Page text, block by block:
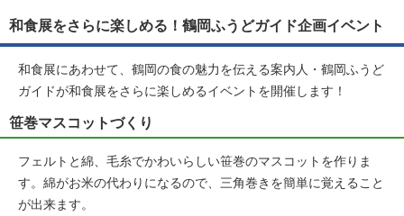
和食展をさらに楽しめる！鶴岡ふうどガイド企画イベント
和食展にあわせて、鶴岡の食の魅力を伝える案内人・鶴岡ふうど
ガイドが和食展をさらに楽しめるイベントを開催します！
笹巻マスコットづくり
フェルトと綿、毛糸でかわいらしい笹巻のマスコットを作りま
す。綿がお米の代わりになるので、三角巻きを簡単に覚えること
が出来ます。